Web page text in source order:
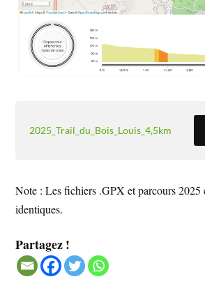
2025_Trail_du_Bois_Louis_4,5km
Note : Les fichiers .GPX et parcours 2025
identiques.
Partagez !